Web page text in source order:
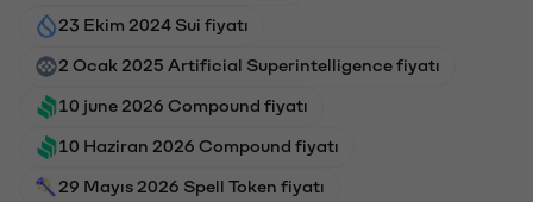
23 Ekim 2024 Sui fiyatı
2 Ocak 2025 Artificial Superintelligence fiyatı
10 june 2026 Compound fiyatı
10 Haziran 2026 Compound fiyatı
29 Mayıs 2026 Spell Token fiyatı